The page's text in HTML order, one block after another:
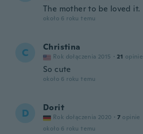
The mother to be loved it.
około 6 roku temu
C Christina
Rok dołączenia 2015 · 21 opinie
So cute
około 6 roku temu
D Dorit
Rok dołączenia 2020 · 7 opinie
około 6 roku temu